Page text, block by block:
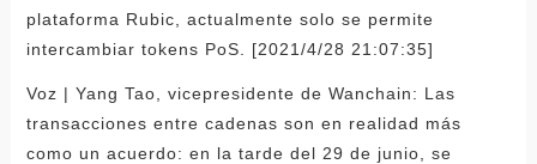
plataforma Rubic, actualmente solo se permite
intercambiar tokens PoS. [2021/4/28 21:07:35]
Voz | Yang Tao, vicepresidente de Wanchain: Las
transacciones entre cadenas son en realidad más
como un acuerdo: en la tarde del 29 de junio, se